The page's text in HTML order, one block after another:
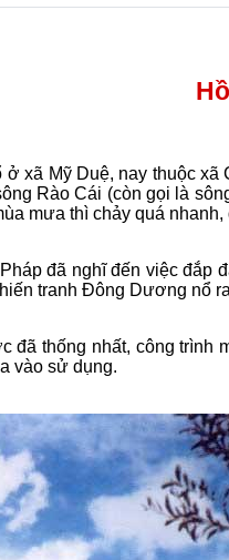
xã Mỹ Duệ, nay thuộc
Rào Cái (còn gọi là
mưa thì chảy quá
đã nghĩ đến việc đắp
tranh Đông Dương nổ
đã thống nhất, công
vào sử dụng.